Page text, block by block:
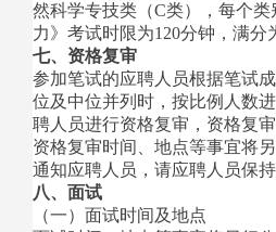
然科学专技类（C类），每个
力》考试时限为120分钟，满分
七、资格复审
参加笔试的应聘人员根据笔试
位及中位并列时，按比例人数
聘人员进行资格复审，资格复
资格复审时间、地点等事宜将
通知应聘人员，请应聘人员保持
八、面试
（一）面试时间及地点